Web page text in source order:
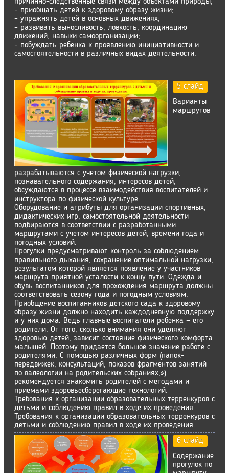
– приобщать детей к здоровому образу жизни;
– упражнять детей в основных движениях;
– развивать выносливость, ловкость, координацию
движений, навыки самоорганизации;
– побуждать ребенка к проявлению инициативности и
самостоятельности в различных видах деятельности.
5 слайд
Варианты
маршрутов
разрабатываются с учетом физической нагрузки,
познавательного содержания, интересов детей,
обсуждаются в процессе взаимодействия воспитателей и
инструктора по физической культуре.
Оборудование и атрибуты для организации спортивных,
дидактических игр, самостоятельной деятельности
подбираются в соответствии с разработанными
маршрутами с учетом интересов детей, времени года и
погодных условий.
Прогулки предусматривают контроль за соблюдением
правильного дыхания, сохранение оптимальной нагрузки,
результатом которой является появление у участников
маршрута приятной усталости к концу пути. Одежда и
обувь воспитанников для прохождения маршрута должны
соответствовать сезону года и погодным условиям.
Приобщение воспитанников детского сада к здоровому
образу жизни должно находить каждодневную поддержку
и у них дома. Ведь главные воспитатели ребенка — его
родители. От того, сколько внимания они уделяют
здоровью детей, зависит состояние физического комфорта
малышей. Поэтому придается большое значение работе с
родителями. С помощью различных форм (папок-
передвижек, консультаций, показов фрагментов занятий
по валеологии на родительских собраниях,»)
рекомендуется знакомить родителей с методами и
приемами здоровьесберегающие технологий.
Требования к организации образовательных терренкуров с
детьми и соблюдению правил в ходе их проведения.
Требования к организации образовательных терренкуров с
детьми и соблюдению правил в ходе их проведения.
6 слайд
Содержание
прогулок по